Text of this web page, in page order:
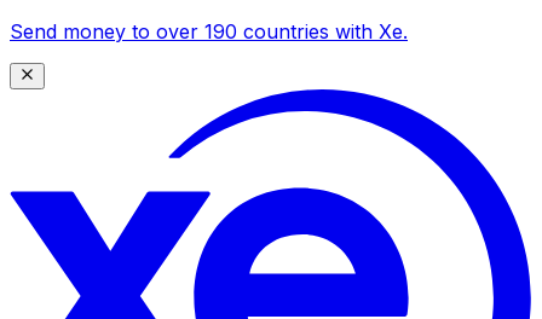
Send money to over 190 countries with Xe.